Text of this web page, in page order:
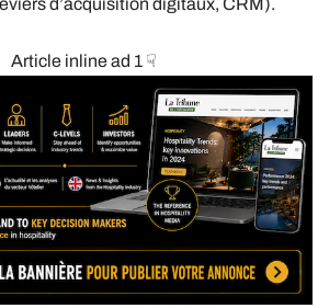
d’acquisition digitaux, CRM).
Article inline ad 1 ☟